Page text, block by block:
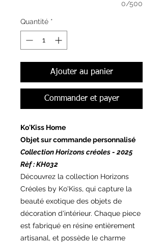
0/500
Quantité *
Ajouter au panier
Commander et payer
Ko'Kiss Home
Objet sur commande personnalisé
Collection Horizons créoles - 2025
Rèf : KH032
Découvrez la collection Horizons
Créoles by Ko'Kiss, qui capture la
beauté exotique des objets de
décoration d'intérieur. Chaque piece
est fabriqué en résine entièrement
artisanal, et possède le charme